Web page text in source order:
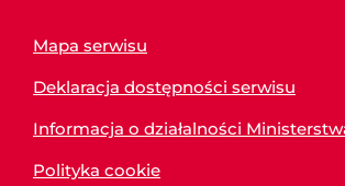
Mapa serwisu
Deklaracja dostępności serwisu
Informacja o działalności
Polityka cookie